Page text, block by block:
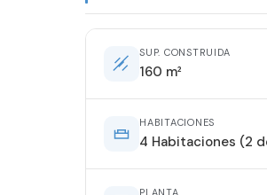
SUP. CONSTRUIDA
160 m²
HABITACIONES
4 Habitaciones (2